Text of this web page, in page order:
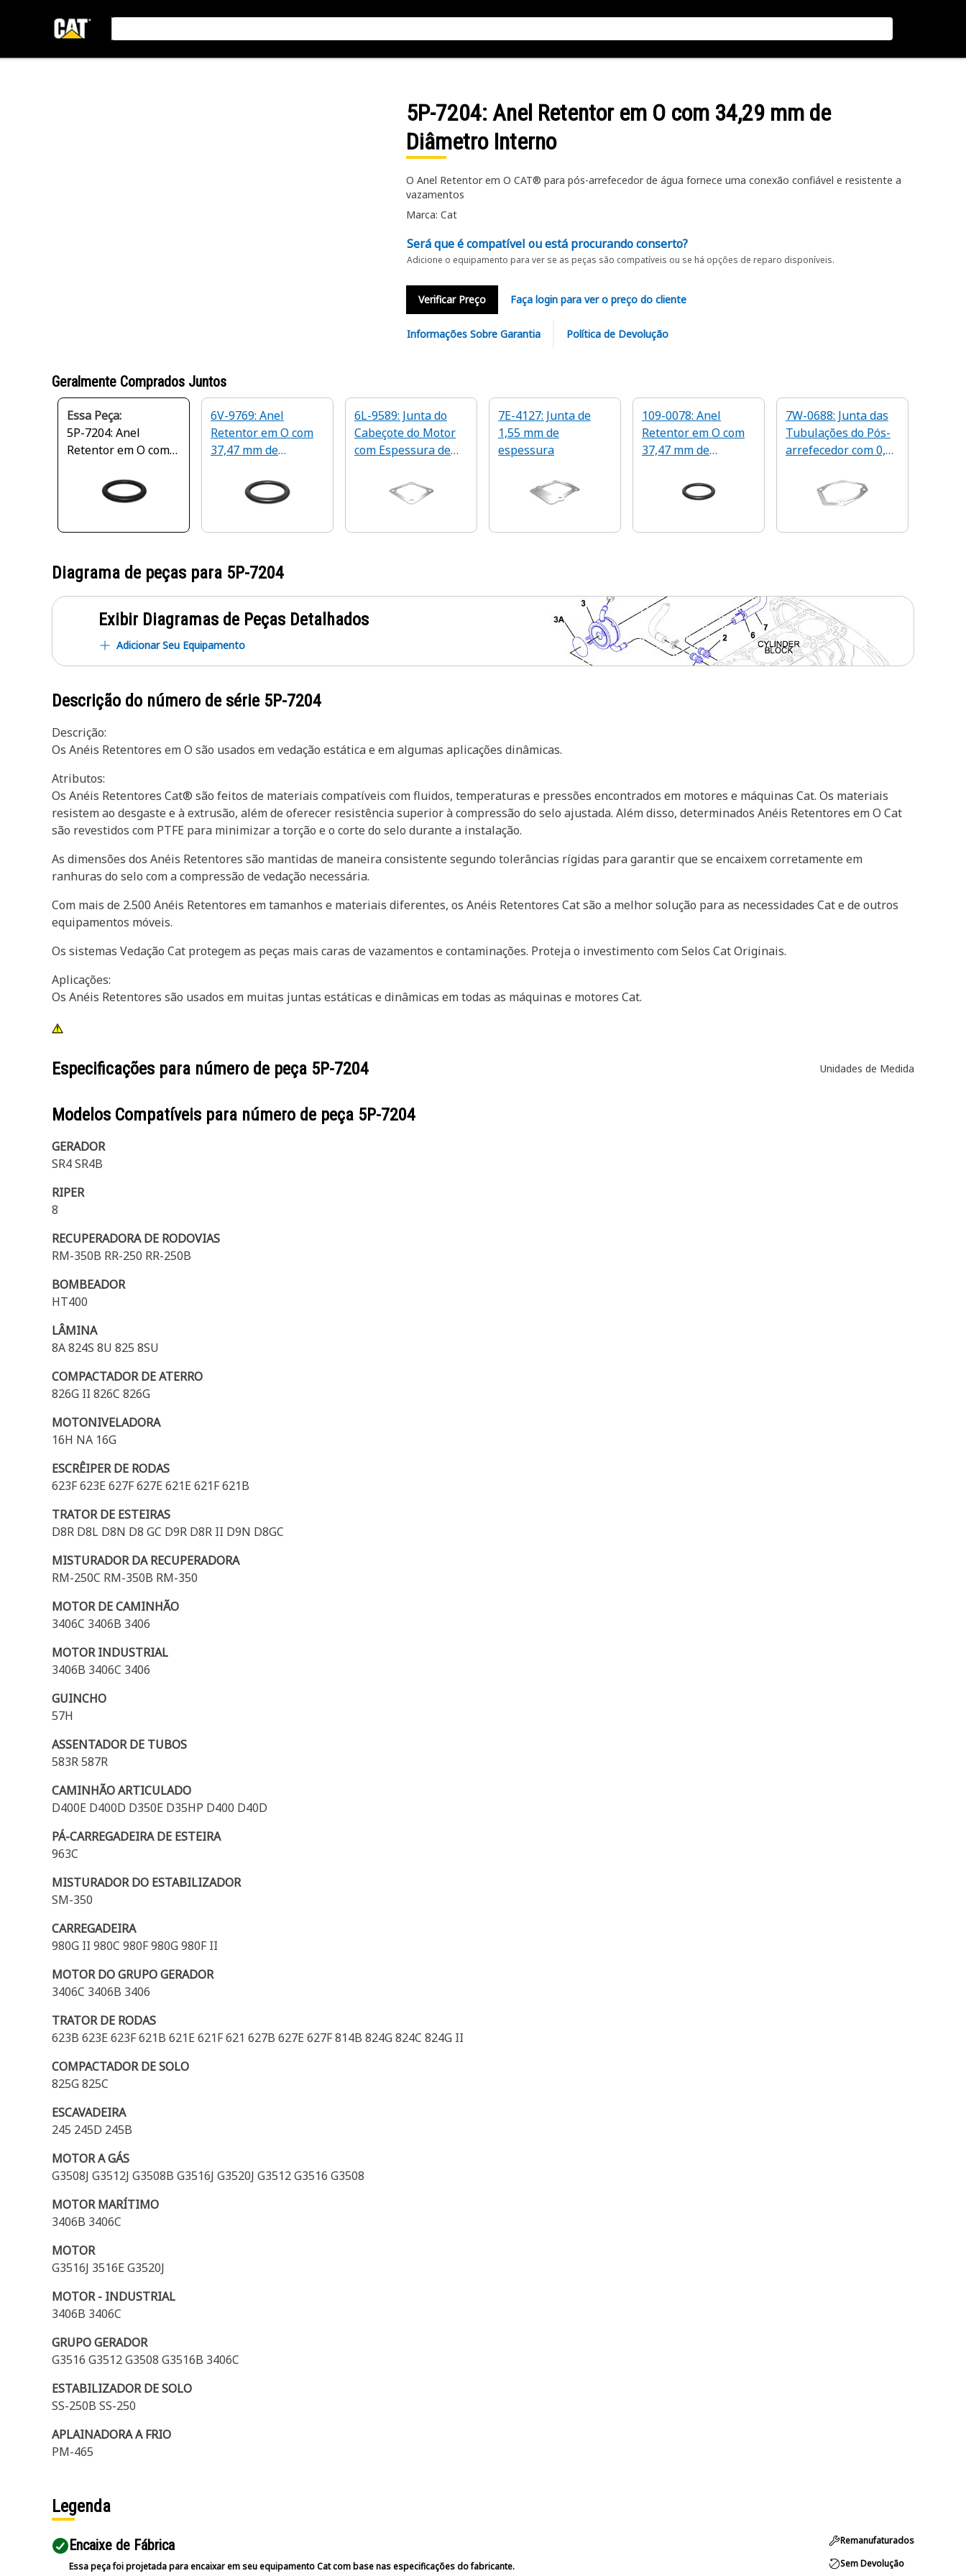
5P-7204: Anel Retentor em O com 34,29 mm de
Diâmetro Interno
O Anel Retentor em O CAT® para pós-arrefecedor de água fornece uma conexão confiável e resistente a
vazamentos
Marca: Cat
Será que é compatível ou está procurando conserto?
Adicione o equipamento para ver se as peças são compatíveis ou se há opções de reparo disponíveis.
Verificar Preço Faça login para ver o preço do cliente
Informações Sobre Garantia Política de Devolução
Geralmente Comprados Juntos
Essa Peça:
5P-7204: Anel
Retentor em O com
Diâmetro Interno
6V-9769: Anel
Retentor em O com
37,47 mm de
6L-9589: Junta do
Cabeçote do Motor
com Espessura de
7E-4127: Junta de
1,55 mm de
espessura
109-0078: Anel
Retentor em O com
37,47 mm de
7W-0688: Junta das
Tubulações do Pós-
arrefecedor com 0,8
Diagrama de peças para 5P-7204
Exibir Diagramas de Peças Detalhados
Adicionar Seu Equipamento
Descrição do número de série 5P-7204
Descrição:
Os Anéis Retentores em O são usados em vedação estática e em algumas aplicações dinâmicas.
Atributos:
Os Anéis Retentores Cat® são feitos de materiais compatíveis com fluidos, temperaturas e pressões encontrados em motores e máquinas Cat. Os materiais
resistem ao desgaste e à extrusão, além de oferecer resistência superior à compressão do selo ajustada. Além disso, determinados Anéis Retentores em O Cat
são revestidos com PTFE para minimizar a torção e o corte do selo durante a instalação.
As dimensões dos Anéis Retentores são mantidas de maneira consistente segundo tolerâncias rígidas para garantir que se encaixem corretamente em
ranhuras do selo com a compressão de vedação necessária.
Com mais de 2.500 Anéis Retentores em tamanhos e materiais diferentes, os Anéis Retentores Cat são a melhor solução para as necessidades Cat e de outros
equipamentos móveis.
Os sistemas Vedação Cat protegem as peças mais caras de vazamentos e contaminações. Proteja o investimento com Selos Cat Originais.
Aplicações:
Os Anéis Retentores são usados em muitas juntas estáticas e dinâmicas em todas as máquinas e motores Cat.
Especificações para número de peça 5P-7204 Unidades de Medida
Modelos Compatíveis para número de peça 5P-7204
GERADOR
SR4 SR4B
RIPER
8
RECUPERADORA DE RODOVIAS
RM-350B RR-250 RR-250B
BOMBEADOR
HT400
LÂMINA
8A 824S 8U 825 8SU
COMPACTADOR DE ATERRO
826G II 826C 826G
MOTONIVELADORA
16H NA 16G
ESCRÊIPER DE RODAS
623F 623E 627F 627E 621E 621F 621B
TRATOR DE ESTEIRAS
D8R D8L D8N D8 GC D9R D8R II D9N D8GC
MISTURADOR DA RECUPERADORA
RM-250C RM-350B RM-350
MOTOR DE CAMINHÃO
3406C 3406B 3406
MOTOR INDUSTRIAL
3406B 3406C 3406
GUINCHO
57H
ASSENTADOR DE TUBOS
583R 587R
CAMINHÃO ARTICULADO
D400E D400D D350E D35HP D400 D40D
PÁ-CARREGADEIRA DE ESTEIRA
963C
MISTURADOR DO ESTABILIZADOR
SM-350
CARREGADEIRA
980G II 980C 980F 980G 980F II
MOTOR DO GRUPO GERADOR
3406C 3406B 3406
TRATOR DE RODAS
623B 623E 623F 621B 621E 621F 621 627B 627E 627F 814B 824G 824C 824G II
COMPACTADOR DE SOLO
825G 825C
ESCAVADEIRA
245 245D 245B
MOTOR A GÁS
G3508J G3512J G3508B G3516J G3520J G3512 G3516 G3508
MOTOR MARÍTIMO
3406B 3406C
MOTOR
G3516J 3516E G3520J
MOTOR - INDUSTRIAL
3406B 3406C
GRUPO GERADOR
G3516 G3512 G3508 G3516B 3406C
ESTABILIZADOR DE SOLO
SS-250B SS-250
APLAINADORA A FRIO
PM-465
Legenda
Encaixe de Fábrica
Essa peça foi projetada para encaixar em seu equipamento Cat com base nas especificações do fabricante.
Remanufaturados
Sem Devolução